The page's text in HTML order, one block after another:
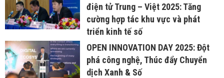
điện tử Trung – Việt 2025: Tăng
cường hợp tác khu vực và phát
triển kinh tế số
OPEN INNOVATION DAY 2025: Đột
phá công nghệ, Thúc đẩy Chuyển
dịch Xanh & Số